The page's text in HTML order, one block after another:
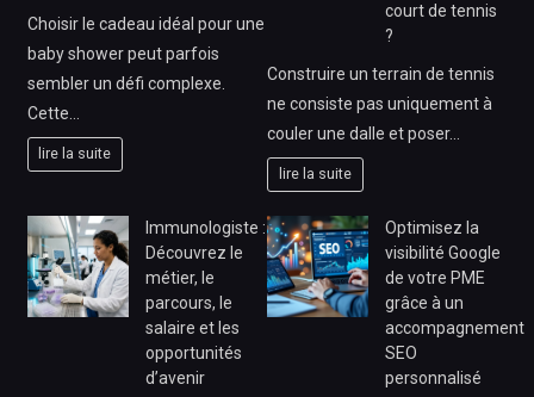
Choisir le cadeau idéal pour une
baby shower peut parfois
sembler un défi complexe.
Cette…
lire la suite
court de tennis
?
Construire un terrain de tennis
ne consiste pas uniquement à
couler une dalle et poser…
lire la suite
Immunologiste :
Découvrez le
métier, le
parcours, le
salaire et les
opportunités
d’avenir
Optimisez la
visibilité Google
de votre PME
grâce à un
accompagnement
SEO
personnalisé